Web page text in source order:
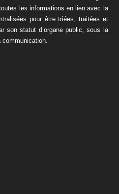
les informations en lien avec la
pour être triées, traitées et
son statut d’organe public, sous la